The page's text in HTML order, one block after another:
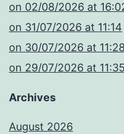
​on 02/08/2026 at
​on 31/07/2026 at 11:14
​on 30/07/2026 at 11:28
​on 29/07/2026 at 11:35
Archives
August 2026